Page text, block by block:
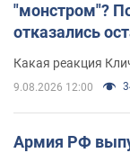
"монстром"?
отказались
небоскреба
Какая реакция
9.08.2026 12:00
Армия РФ